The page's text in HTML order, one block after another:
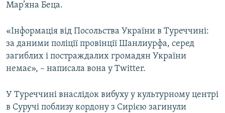
Мар’яна Беца.
«Інформація від Посольства України в Туреччині:
за даними поліції провінції Шанлиурфа, серед
загиблих і постраждалих громадян України
немає», – написала вона у Twitter.
У Туреччині внаслідок вибуху у культурному центрі
в Суручі поблизу кордону з Сирією загинули